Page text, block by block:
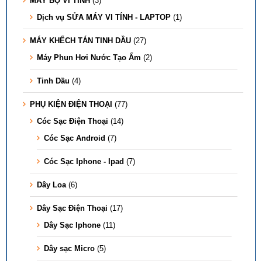
Dịch vụ SỬA MÁY VI TÍNH - LAPTOP (1)
MÁY KHẾCH TÁN TINH DẦU (27)
Máy Phun Hơi Nước Tạo Ẩm (2)
Tinh Dầu (4)
PHỤ KIỆN ĐIỆN THOẠI (77)
Cóc Sạc Điện Thoại (14)
Cóc Sạc Android (7)
Cóc Sạc Iphone - Ipad (7)
Dây Loa (6)
Dây Sạc Điện Thoại (17)
Dây Sạc Iphone (11)
Dây sạc Micro (5)